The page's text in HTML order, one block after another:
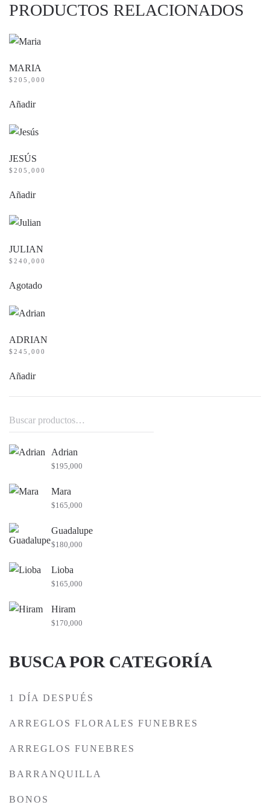
PRODUCTOS RELACIONADOS
MARIA
$ 205,000
Añadir
JESÚS
$ 205,000
Añadir
JULIAN
$ 240,000
Agotado
ADRIAN
$ 245,000
Añadir
Buscar
por:
Adrian
$195,000
Mara
$165,000
Guadalupe
$180,000
Lioba
$165,000
Hiram
$170,000
BUSCA POR CATEGORÍA
1 DÍA DESPUÉS
ARREGLOS FLORALES FUNEBRES
ARREGLOS FUNEBRES
BARRANQUILLA
BONOS